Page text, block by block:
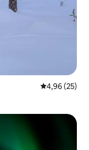
Средна
4,96 (25)